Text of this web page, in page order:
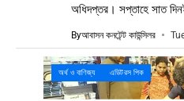
অধিদপ্তর। সপ্তাহে সাত
Byআবাসন কনটেন্ট কাউন্সিলর
অর্থ ও বাণিজ্য এডিটরস পিক